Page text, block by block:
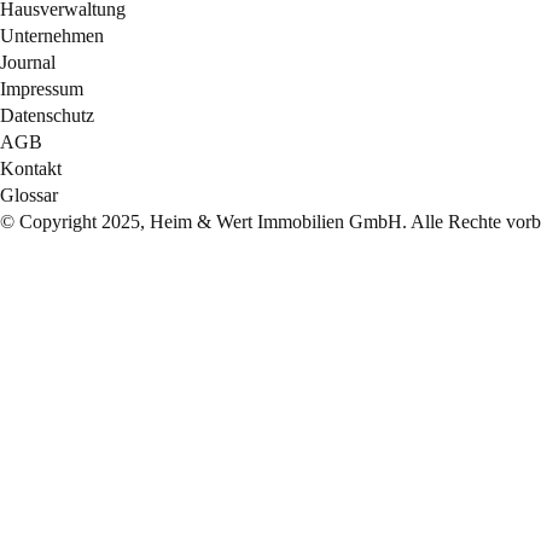
Hausverwaltung
Unternehmen
Journal
Impressum
Datenschutz
AGB
Kontakt
Glossar
© Copyright 2025, Heim & Wert Immobilien GmbH. Alle Rechte